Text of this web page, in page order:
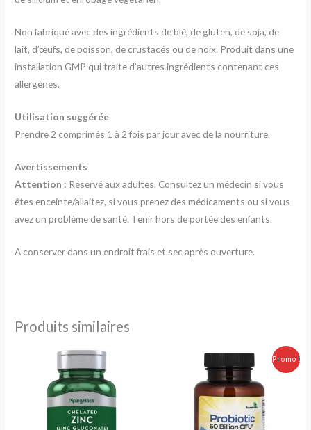
Non fabriqué avec des ingrédients de blé, de gluten, de soja, de
lait, d’œufs, de poisson, de crustacés ou de noix. Produit dans une
installation GMP qui traite d’autres ingrédients contenant ces
allergènes.
Utilisation suggérée
Prendre 2 comprimés 1 à 2 fois par jour avec de la nourriture.
Avertissements
Attention : Réservé aux adultes. Consultez un médecin si vous
êtes enceinte/allaitez, si vous prenez des médicaments ou si vous
avez un problème de santé. Tenir hors de portée des enfants.
A conserver dans un endroit frais et sec après ouverture.
Produits similaires
Promo !
Le
prix
initial
était :
360.00 Dhs.
Le
prix
est :
309.00 Dhs.